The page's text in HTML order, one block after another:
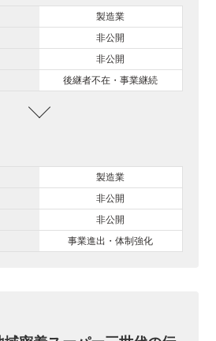
製造業
非公開
非公開
後継者不在・事業継続
製造業
非公開
非公開
事業進出・体制強化